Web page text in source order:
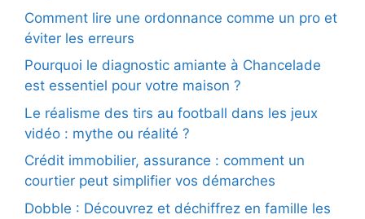
Comment lire une ordonnance comme un pro et
éviter les erreurs
Pourquoi le diagnostic amiante à Chancelade
est essentiel pour votre maison ?
Le réalisme des tirs au football dans les jeux
vidéo : mythe ou réalité ?
Crédit immobilier, assurance : comment un
courtier peut simplifier vos démarches
Dobble : Découvrez et déchiffrez en famille les